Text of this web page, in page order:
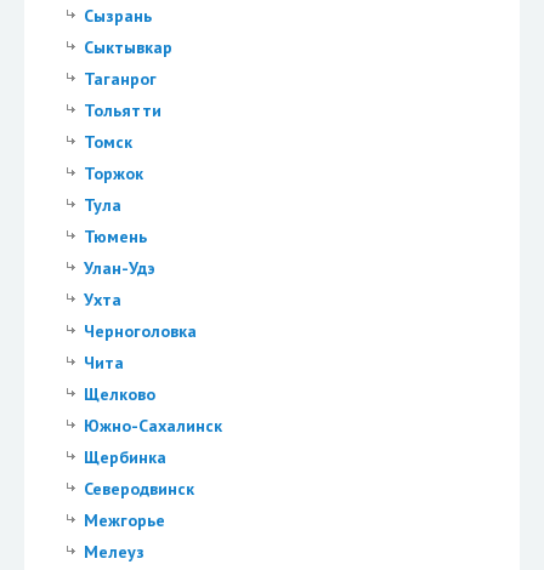
Сызрань
Сыктывкар
Таганрог
Тольятти
Томск
Торжок
Тула
Тюмень
Улан-Удэ
Ухта
Черноголовка
Чита
Щелково
Южно-Сахалинск
Щербинка
Северодвинск
Межгорье
Мелеуз